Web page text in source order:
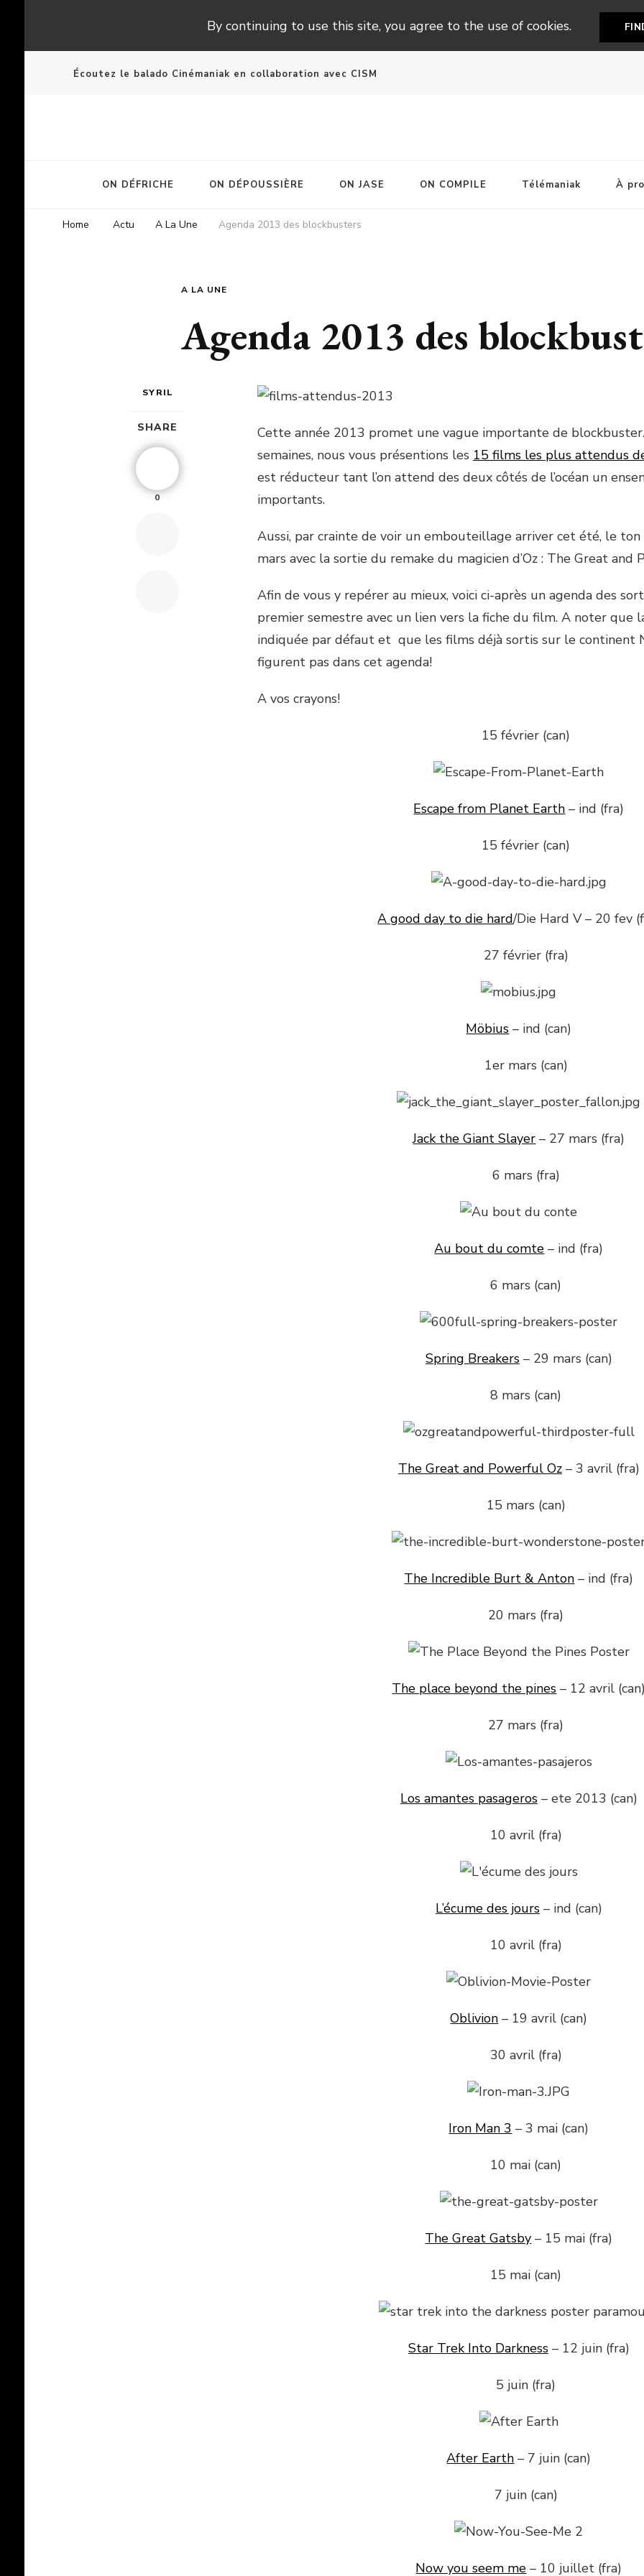
By continuing to use this site, you agree to the use of cookies.
Écoutez le balado Cinémaniak en collaboration avec CISM
ON DÉFRICHE ON DÉPOUSSIÈRE ON JASE ON COMPILE Télémaniak À
Home Actu A La Une Agenda 2013 des blockbusters
A LA UNE
Agenda 2013 des
SYRIL
SHARE
0
Cette année 2013 promet une vague importante de
semaines, nous vous présentions les 15 films les plus attendus
est réducteur tant l’on attend des deux côtés de l’océan un
importants.
Aussi, par crainte de voir un embouteillage arriver cet été, le
mars avec la sortie du remake du magicien d’Oz : The Great and
Afin de vous y repérer au mieux, voici ci-après un agenda des
premier semestre avec un lien vers la fiche du film. A noter que
indiquée par défaut et que les films déjà sortis sur le continent
figurent pas dans cet agenda!
A vos crayons!
15 février (can)
Escape from Planet Earth – ind (fra)
15 février (can)
A good day to die hard/Die Hard V – 20 fev
27 février (fra)
Möbius – ind (can)
1er mars (can)
Jack the Giant Slayer – 27 mars (fra)
6 mars (fra)
Au bout du comte – ind (fra)
6 mars (can)
Spring Breakers– 29 mars (can)
8 mars (can)
The Great and Powerful Oz– 3 avril (fra)
15 mars (can)
The Incredible Burt & Anton – ind (fra)
20 mars (fra)
The place beyond the pines – 12 avril
27 mars (fra)
Los amantes pasageros– ete 2013 (can)
10 avril (fra)
L’écume des jours– ind (can)
10 avril (fra)
Oblivion – 19 avril (can)
30 avril (fra)
Iron Man 3 – 3 mai (can)
10 mai (can)
The Great Gatsby – 15 mai (fra)
15 mai (can)
Star Trek Into Darkness– 12 juin (fra)
5 juin (fra)
After Earth – 7 juin (can)
7 juin (can)
Now you seem me – 10 juillet (fra)